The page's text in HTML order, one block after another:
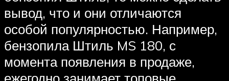
вывод, что и они отличаются
особой популярностью. Например,
бензопила Штиль MS 180, с
момента появления в продаже,